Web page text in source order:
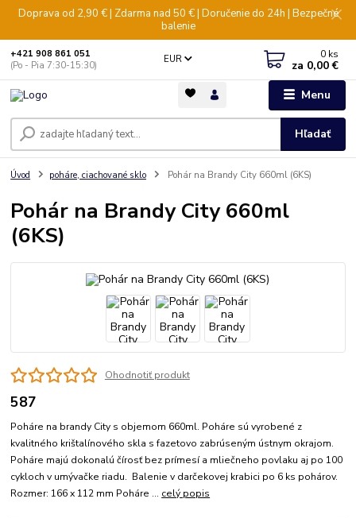
Doprava od 2,90 € | Zdarma nad 50 € | Doručenie do 24h | Bezpečné
balenie
Menu
EUR
Hľadať
+421 908 861 051
(Po - Pia 7:30-15:30)
0 ks
za 0,00 €
Úvod poháre, ciachované sklo Pohár na Brandy City 660ml (6KS)
Pohár na Brandy City 660ml
(6KS)
Ohodnotiť produkt
587
Poháre na brandy City s objemom 660ml. Poháre sú vyrobené z
kvalitného krištalínového skla s fazetovo zabrúseným ústnym okrajom.
Poháre majú dokonalú čírosť bez prímesí a mliečneho povlaku aj po 100
cykloch v umývačke riadu. Balenie v darčekovej krabici po 6 ks pohárov.
Rozmer: 166 x 112 mm Poháre ... celý popis